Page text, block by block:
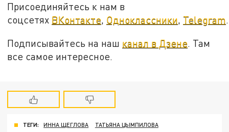
Присоединяйтесь к нам в
соцсетях ВКонтакте, Одноклассники, Telegram.
Подписывайтесь на наш канал в Дзене. Там
все самое интересное.
ТЕГИ: ИННА ЩЕГЛОВА ТАТЬЯНА ЦЫМПИЛОВА